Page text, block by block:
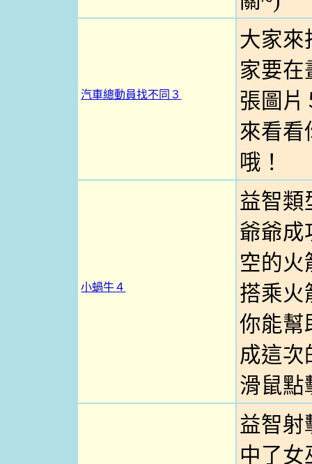
汽車總動員找不同３
大家來
家要在
張圖片
來看看
哦！
小蝸牛４
益智類
爺爺成
空的火
搭乘火
你能幫
成這次
滑鼠點
益智射
中了女